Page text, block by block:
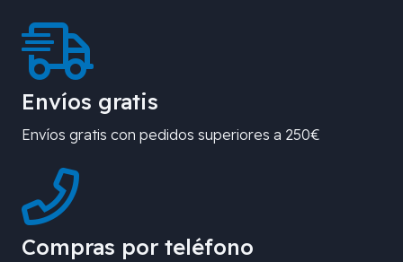
Envíos gratis
Envíos gratis con pedidos superiores a 250€
Compras por teléfono